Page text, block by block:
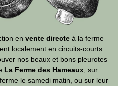
en vente directe à la ferme
localement en circuits-courts.
nos beaux et bons pleurotes
La Ferme des Hameaux , sur
le samedi matin, ou sur leur